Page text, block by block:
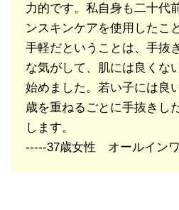
力的です。私自身も二十代
ンスキンケアを使用したこ
手軽だということは、手抜
な気がして、肌には良くな
始めました。若い子には良
歳を重ねるごとに手抜きし
します。
-----37歳女性 オールイン